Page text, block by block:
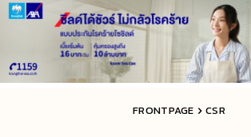
FRONTPAGE CSR